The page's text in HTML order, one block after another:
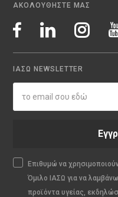
ΑΚΟΛΟΥΘΗΣΤΕ ΜΑΣ
ΙΑΣΩ NEWSLETTER
Επιθυμώ να
Όμιλο ΙΑΣΩ για να
προϊόντα υγείας,